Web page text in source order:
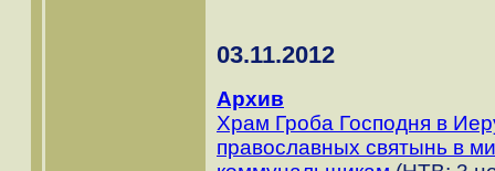
03.11.2012
Архив
Храм Гроба Господня в
православных святынь в